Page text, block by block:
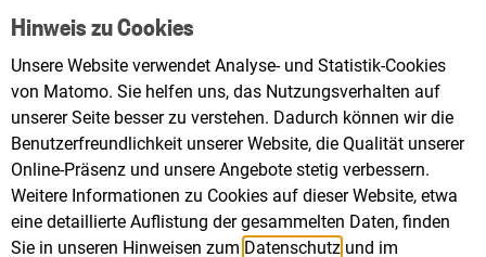
Hinweis zu Cookies
Unsere Website verwendet Analyse- und Statistik-Cookies
von Matomo. Sie helfen uns, das Nutzungsverhalten auf
unserer Seite besser zu verstehen. Dadurch können wir die
Benutzerfreundlichkeit unserer Website, die Qualität unserer
Online-Präsenz und unsere Angebote stetig verbessern.
Weitere Informationen zu Cookies auf dieser Website, etwa
eine detaillierte Auflistung der gesammelten Daten, finden
Sie in unseren Hinweisen zum Datenschutz und im